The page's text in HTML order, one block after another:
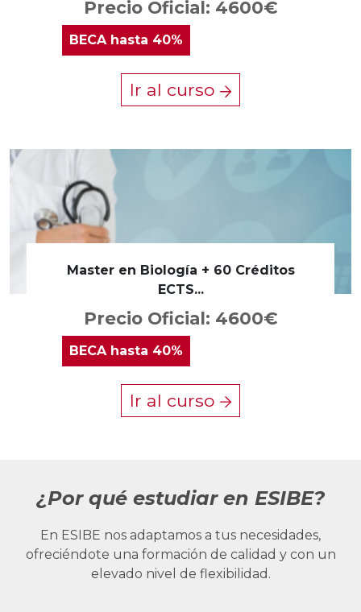
Precio Oficial: 4600€
BECAhasta 40%
Ir al curso
Master en Biología + 60 Créditos
ECTS...
Precio Oficial: 4600€
BECA hasta 40%
Ir al curso
¿Por qué estudiar en ESIBE?
En ESIBE nos adaptamos a tus necesidades,
ofreciéndote una formación de calidad y con un
elevado nivel de flexibilidad.